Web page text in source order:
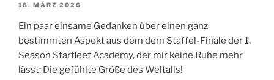
18. MÄRZ 2026
Ein paar einsame Gedanken über einen ganz
bestimmten Aspekt aus dem dem Staffel-Finale der 1.
Season Starfleet Academy, der mir keine Ruhe mehr
lässt: Die gefühlte Größe des Weltalls!